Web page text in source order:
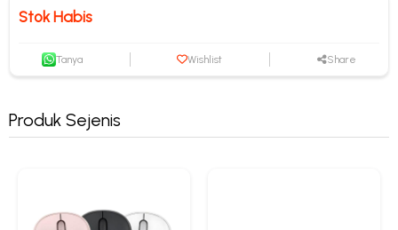
Stok Habis
Tanya Wishlist Share
Produk Sejenis